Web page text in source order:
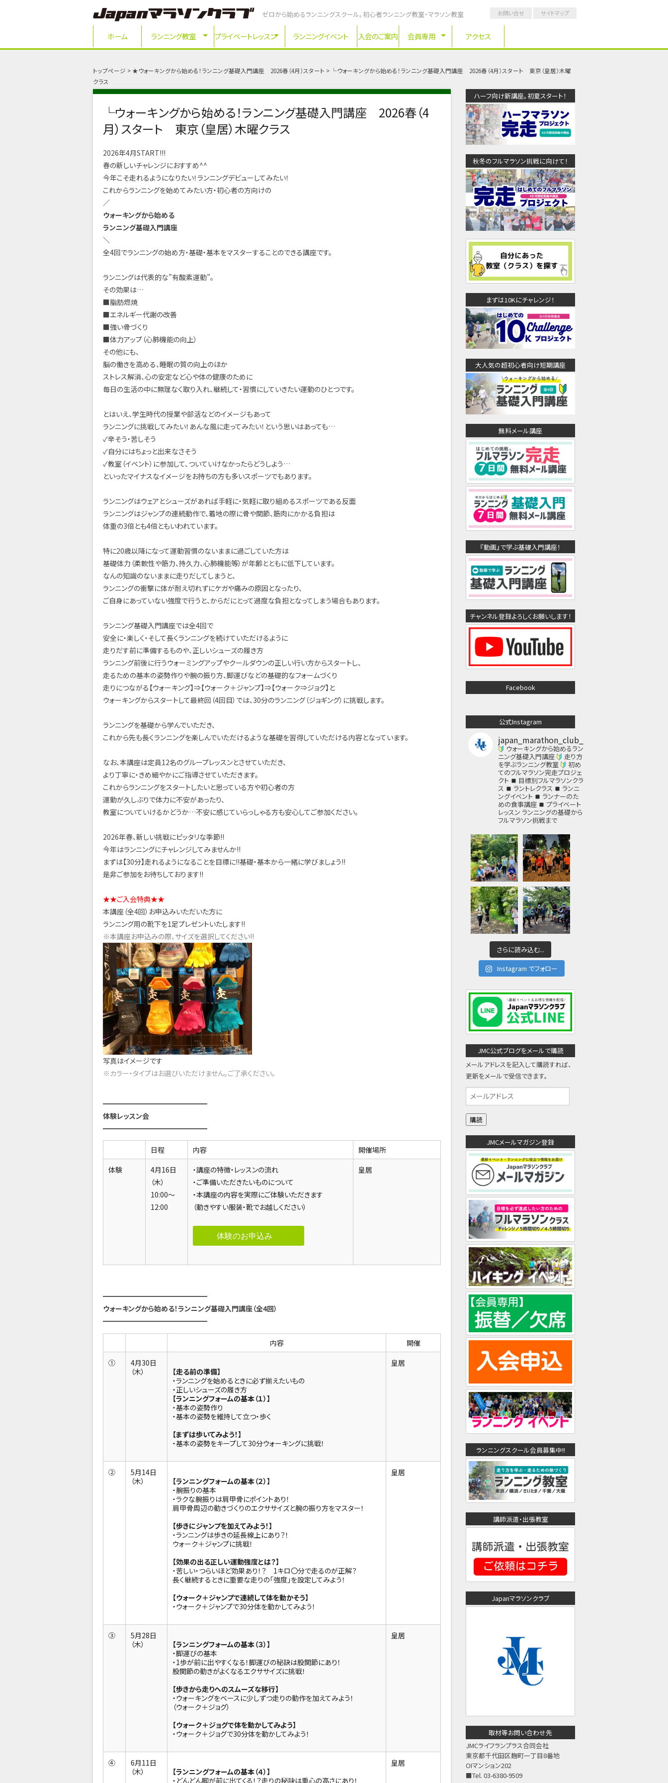
ゼロから始めるランニングスクール。初心者ランニング教室・マラソン教室
ホーム ランニング教室 プライベートレッスン ランニングイベント 入会のご案内 会員専用 アクセス
お問い合せ サイトマップ
トップページ ★ウォーキングから始める！ランニング基礎入門講座 2026春（4月）スタート
└ウォーキングから始める！ランニング基礎入門講座 2026春（4月）スタート 東京（皇居）木曜
クラス
└ウォーキングから始める！ランニング基礎入門講座 2026春（4
月）スタート 東京（皇居）木曜クラス
2026年4月START!!!
春の新しいチャレンジにおすすめ^^
今年こそ走れるようになりたい！ランニングデビューしてみたい！
これからランニングを始めてみたい方・初心者の方向けの
／
ウォーキングから始める
ランニング基礎入門講座
＼
全4回でランニングの始め方・基礎・基本をマスターすることのできる講座です。
ランニングは代表的な”有酸素運動”。
その効果は…
■脂肪燃焼
■エネルギー代謝の改善
■強い骨づくり
■体力アップ（心肺機能の向上）
その他にも、
脳の働きを高める、睡眠の質の向上のほか
ストレス解消、心の安定など心や体の健康のために
毎日の生活の中に無理なく取り入れ、継続して・習慣にしていきたい運動のひとつです。
とはいえ、学生時代の授業や部活などのイメージもあって
ランニングに挑戦してみたい！あんな風に走ってみたい！という思いはあっても…
✓辛そう・苦しそう
✓自分にはちょっと出来なさそう
✓教室（イベント）に参加して、ついていけなかったらどうしよう…
といったマイナスなイメージをお持ちの方も多いスポーツでもあります。
ランニングはウェアとシューズがあれば手軽に・気軽に取り組めるスポーツである反面
ランニングはジャンプの連続動作で、着地の際に骨や関節、筋肉にかかる負担は
体重の3倍とも4倍ともいわれています。
特に20歳以降になって運動習慣のないままに過ごしていた方は
基礎体力（柔軟性や筋力、持久力、心肺機能等）が年齢とともに低下しています。
なんの知識のないままに走りだしてしまうと、
ランニングの衝撃に体が耐え切れずにケガや痛みの原因となったり、
ご自身にあっていない強度で行うと、からだにとって過度な負担となってしまう場合もあります。
ランニング基礎入門講座では全4回で
安全に・楽しく・そして長くランニングを続けていただけるように
走りだす前に準備するものや、正しいシューズの履き方
ランニング前後に行うウォーミングアップやクールダウンの正しい行い方からスタートし、
走るための基本の姿勢作りや腕の振り方、脚運びなどの基礎的なフォームづくり
走りにつながる【ウォーキング】⇒【ウォーク＋ジャンプ】⇒【ウォーク⇒ジョグ】と
ウォーキングからスタートして最終回（4回目）では、30分のランニング（ジョギング）に挑戦します。
ランニングを基礎から学んでいただき、
これから先も長くランニングを楽しんでいただけるような基礎を習得していただける内容となっています。
なお、本講座は定員12名のグループレッスンとさせていただき、
より丁寧に・きめ細やかにご指導させていただきます。
これからランニングをスタートしたいと思っている方や初心者の方
運動が久しぶりで体力に不安があったり、
教室についていけるかどうか…不安に感じていらっしゃる方も安心してご参加ください。
2026年春、新しい挑戦にピッタリな季節!!
今年はランニングにチャレンジしてみませんか!!
まずは【30分】走れるようになることを目標に!!基礎・基本から一緒に学びましょう!!
是非ご参加をお待ちしております!!
★★ご入会特典★★
本講座（全4回）お申込みいただいた方に
ランニング用の靴下を1足プレゼントいたします!!
※本講座お申込みの際、サイズを選択してください!!
写真はイメージです
※カラー・タイプはお選びいただけません。ご了承ください。
━━━━━━━━━━━━━━━
体験レッスン会
━━━━━━━━━━━━━━━
日程 内容
開催場所
体験
4月16日
（木）
10:00～
12:00
・講座の特徴・レッスンの流れ
・ご準備いただきたいものについて
・本講座の内容を実際にご体験いただきます
（動きやすい服装・靴でお越しください）
体験のお申込み
皇居
━━━━━━━━━━━━━━━
ウォーキングから始める！ランニング基礎入門講座（全4回）
━━━━━━━━━━━━━━━
内容
開催
①
4月30日
（木）
【走る前の準備】
・ランニングを始めるときに必ず揃えたいもの
・正しいシューズの履き方
【ランニングフォームの基本（１）】
・基本の姿勢作り
・基本の姿勢を維持して立つ・歩く
【まずは歩いてみよう！】
・基本の姿勢をキープして30分ウォーキングに挑戦！
皇居
②
5月14日
（木）
【ランニングフォームの基本（２）】
・腕振りの基本
・ラクな腕振りは肩甲骨にポイントあり！
肩甲骨周辺の動きづくりのエクササイズと腕の振り方をマスター！
【歩きにジャンプを加えてみよう！】
・ランニングは歩きの延長線上にあり？！
ウォーク＋ジャンプに挑戦！
【効果の出る正しい運動強度とは？】
・苦しい・つらいほど効果あり！？ 1キロ〇分で走るのが正解？
長く継続するときに重要な走りの「強度」を設定してみよう！
【ウォーク＋ジャンプで連続して体を動かそう】
・ウォーク＋ジャンプで30分体を動かしてみよう！
皇居
③
5月28日
（木）
【ランニングフォームの基本（３）】
・脚運びの基本
・1歩が前に出やすくなる！脚運びの秘訣は股関節にあり！
股関節の動きがよくなるエクササイズに挑戦！
【歩きから走りへのスムーズな移行】
・ウォーキングをベースに少しずつ走りの動作を加えてみよう！
（ウォーク＋ジョグ）
【ウォーク＋ジョグで体を動かしてみよう】
・ウォーク＋ジョグで30分体を動かしてみよう！
皇居
④
6月11日
（木）
【ランニングフォームの基本（４）】
・どんどん脚が前に出てくる！？走りの秘訣は重心の高さにあり！
皇居
ハーフ向け新講座。初夏スタート！
秋冬のフルマラソン挑戦に向けて！
まずは10Kにチャレンジ！
大人気の超初心者向け短期講座
無料メール講座
『動画』で学ぶ基礎入門講座！
チャンネル登録よろしくお願いします！
Facebook
公式Instagram
japan_marathon_club_
ウォーキングから始めるラン
ニング基礎入門講座
走り方
を学ぶランニング教室
初め
てのフルマラソン完走プロジェ
クト
目標別フルマラソンクラ
ス
ラントレクラス
ランニ
ングイベント
ランナーのた
めの食事講座
プライベート
レッスン ランニングの基礎から
フルマラソン挑戦まで
さらに読み込む...
Instagram でフォロー
JMC公式ブログをメールで購読
メールアドレスを記入して購読すれば、
更新をメールで受信できます。
ー
ル
ア
ド
レ
JMCメールマガジン登録
ランニングスクール会員募集中!!
講師派遣・出張教室
Japanマラソンクラブ
取材等お問い合わせ先
JMCライフランプラス合同会社
東京都千代田区麹町一丁目8番地
OIマンション202
■Tel. 03-6380-9509